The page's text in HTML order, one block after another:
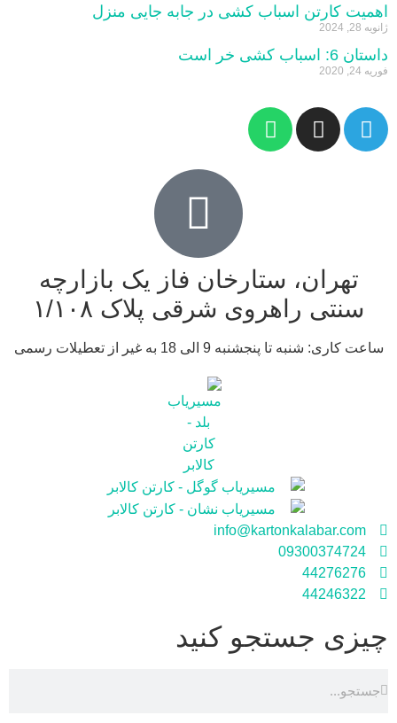
اهمیت کارتن‌ اسباب‌ کشی در جابه‌ جایی منزل
ژانویه 28, 2024
داستان 6: اسباب کشی خر است
فوریه 24, 2020
تهران، ستارخان فاز یک بازارچه
سنتی راهروی شرقی پلاک ١/١٠٨
ساعت کاری: شنبه تا پنجشنبه 9 الی 18 به غیر از تعطیلات رسمی
info@kartonkalabar.com
09300374724
44276276
44246322
چیزی جستجو کنید